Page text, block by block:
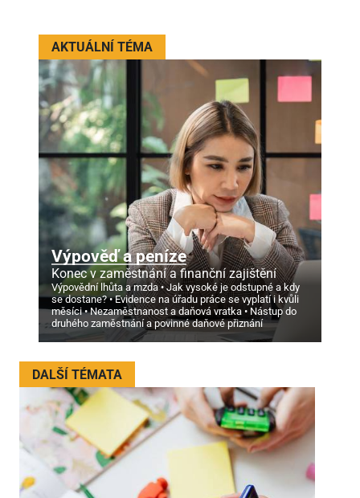
AKTUÁLNÍ TÉMA
Výpověď a peníze
Konec v zaměstnání a finanční zajištění
Výpovědní lhůta a mzda
Jak vysoké je odstupné a kdy
se dostane?
Evidence na úřadu práce se vyplatí i kvůli
měsíci
Nezaměstnanost a daňová vratka
Nástup do
druhého zaměstnání a povinné daňové přiznání
DALŠÍ TÉMATA